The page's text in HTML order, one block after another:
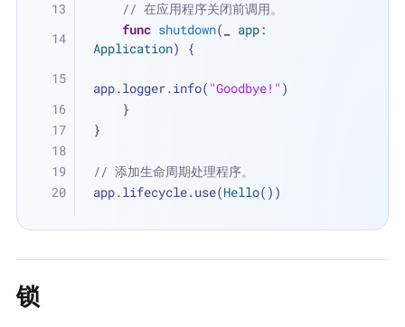
// 在应用程序关闭前调用。
func shutdown( app
Application) {
app.logger.info( "Goodbye!" )
    }
}
// 添加生命周期处理程序。
app.lifecycle.use(Hello())
锁